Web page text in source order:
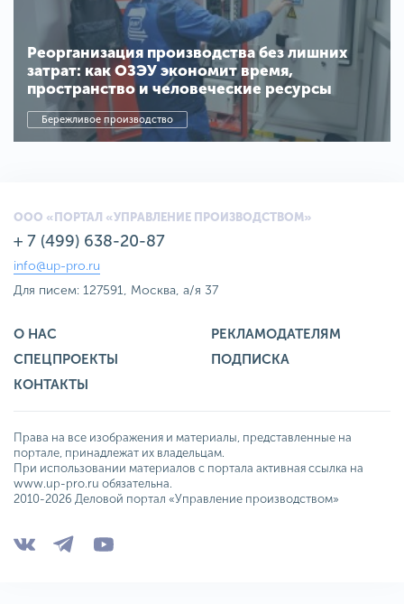
Реорганизация производства без лишних
затрат: как ОЗЭУ экономит время,
пространство и человеческие ресурсы
Бережливое производство
ООО «ПОРТАЛ «УПРАВЛЕНИЕ ПРОИЗВОДСТВОМ»
+ 7 (499) 638-20-87
info@up-pro.ru
Для писем: 127591, Москва, а/я 37
О НАС
РЕКЛАМОДАТЕЛЯМ
СПЕЦПРОЕКТЫ
ПОДПИСКА
КОНТАКТЫ
Права на все изображения и материалы, представленные на
портале, принадлежат их владельцам.
При использовании материалов с портала активная ссылка на
www.up-pro.ru обязательна.
2010-2026 Деловой портал «Управление производством»